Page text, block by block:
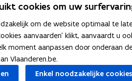
c
e
b
o
o
k
n
k
e
d
i
p
i
e
e
r
l
en Handhaving op
nieuw vensterLinkedin
opent in nieuw venster
cookies om uw
om de website optimaal te
aanvaarden' klikt, aanvaardt u
moment aanpassen door onderaan
Vlaanderen.be.
Enkel noodzakelijke